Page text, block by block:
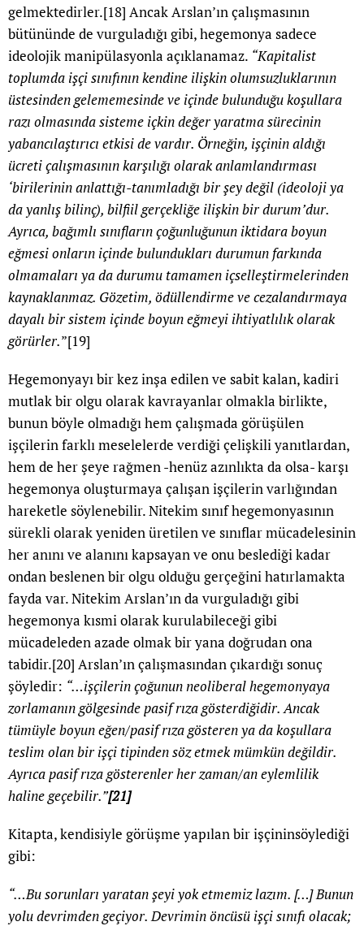
gelmektedirler.[18] Ancak Arslan’ın çalışmasının
bütününde de vurguladığı gibi, hegemonya sadece
ideolojik manipülasyonla açıklanamaz. “Kapitalist
toplumda işçi sınıfının kendine ilişkin olumsuzluklarının
üstesinden gelememesinde ve içinde bulunduğu koşullara
razı olmasında sisteme içkin değer yaratma sürecinin
yabancılaştırıcı etkisi de vardır. Örneğin, işçinin aldığı
ücreti çalışmasının karşılığı olarak anlamlandırması
‘birilerinin anlattığı-tanımladığı bir şey değil (ideoloji ya
da yanlış bilinç), bilfiil gerçekliğe ilişkin bir durum’dur.
Ayrıca, bağımlı sınıfların çoğunluğunun iktidara boyun
eğmesi onların içinde bulundukları durumun farkında
olmamaları ya da durumu tamamen içselleştirmelerinden
kaynaklanmaz. Gözetim, ödüllendirme ve cezalandırmaya
dayalı bir sistem içinde boyun eğmeyi ihtiyatlılık olarak
görürler.”[19]
Hegemonyayı bir kez inşa edilen ve sabit kalan, kadiri
mutlak bir olgu olarak kavrayanlar olmakla birlikte,
bunun böyle olmadığı hem çalışmada görüşülen
işçilerin farklı meselelerde verdiği çelişkili yanıtlardan,
hem de her şeye rağmen -henüz azınlıkta da olsa- karşı
hegemonya oluşturmaya çalışan işçilerin varlığından
hareketle söylenebilir. Nitekim sınıf hegemonyasının
sürekli olarak yeniden üretilen ve sınıflar mücadelesinin
her anını ve alanını kapsayan ve onu beslediği kadar
ondan beslenen bir olgu olduğu gerçeğini hatırlamakta
fayda var. Nitekim Arslan’ın da vurguladığı gibi
hegemonya kısmi olarak kurulabileceği gibi
mücadeleden azade olmak bir yana doğrudan ona
tabidir.[20] Arslan’ın çalışmasından çıkardığı sonuç
şöyledir: “…işçilerin çoğunun neoliberal hegemonyaya
zorlamanın gölgesinde pasif rıza gösterdiğidir. Ancak
tümüyle boyun eğen/pasif rıza gösteren ya da koşullara
teslim olan bir işçi tipinden söz etmek mümkün değildir.
Ayrıca pasif rıza gösterenler her zaman/an eylemlilik
haline geçebilir.”[21]
Kitapta, kendisiyle görüşme yapılan bir işçininsöylediği
gibi:
“…Bu sorunları yaratan şeyi yok etmemiz lazım. […] Bunun
yolu devrimden geçiyor. Devrimin öncüsü işçi sınıfı olacak;